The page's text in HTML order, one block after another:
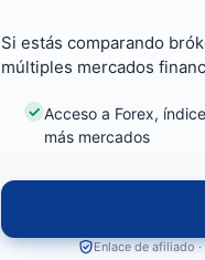
Si estás comparando
múltiples mercados
Acceso a Forex,
más mercados
Enlace de afiliado